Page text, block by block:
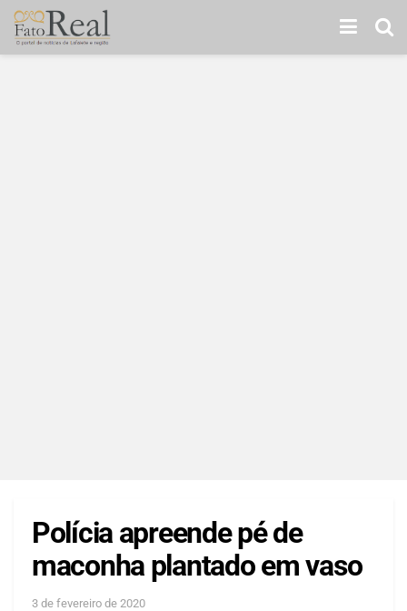
Polícia apreende pé de
maconha plantado em vaso
3 de fevereiro de 2020